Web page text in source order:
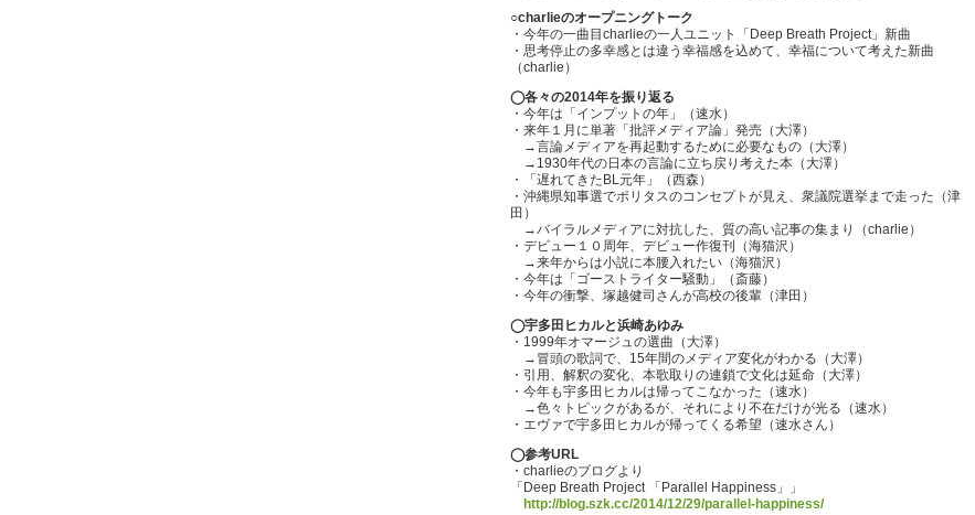
○charlieのオープニングトーク
・今年の一曲目charlieの一人ユニット「Deep Breath Project」新曲
・思考停止の多幸感とは違う幸福感を込めて、幸福について考えた新曲
（charlie）
◯各々の2014年を振り返る
・今年は「インプットの年」（速水）
・来年１月に単著「批評メディア論」発売（大澤）
→言論メディアを再起動するために必要なもの（大澤）
→1930年代の日本の言論に立ち戻り考えた本（大澤）
・「遅れてきたBL元年」（西森）
・沖縄県知事選でポリタスのコンセプトが見え、衆議院選挙まで走った（津
田）
→バイラルメディアに対抗した、質の高い記事の集まり（charlie）
・デビュー１０周年、デビュー作復刊（海猫沢）
→来年からは小説に本腰入れたい（海猫沢）
・今年は「ゴーストライター騒動」（斎藤）
・今年の衝撃、塚越健司さんが高校の後輩（津田）
◯宇多田ヒカルと浜崎あゆみ
・1999年オマージュの選曲（大澤）
→冒頭の歌詞で、15年間のメディア変化がわかる（大澤）
・引用、解釈の変化、本歌取りの連鎖で文化は延命（大澤）
・今年も宇多田ヒカルは帰ってこなかった（速水）
→色々トピックがあるが、それにより不在だけが光る（速水）
・エヴァで宇多田ヒカルが帰ってくる希望（速水さん）
◯参考URL
・charlieのブログより
「Deep Breath Project 「Parallel Happiness」」
http://blog.szk.cc/2014/12/29/parallel-happiness/